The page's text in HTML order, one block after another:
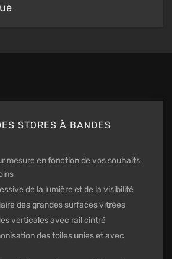
STORES À BANDES
mesure en fonction de vos souhaits
de la lumière et de la visibilité
des grandes surfaces vitrées
verticales avec rail cintré
des toiles unies et avec